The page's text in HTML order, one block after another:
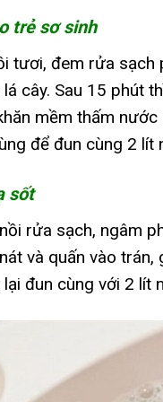
trẻ sơ sinh
tươi, đem rửa
cây. Sau 15 phút
mềm thấm
để đun cùng 2 lít
sốt
rửa sạch, ngâm
và quấn vào
đun cùng với 2 lít